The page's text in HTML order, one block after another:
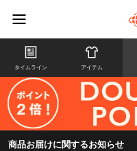
タイムライン アイテム
商品お届けに関するお知らせ